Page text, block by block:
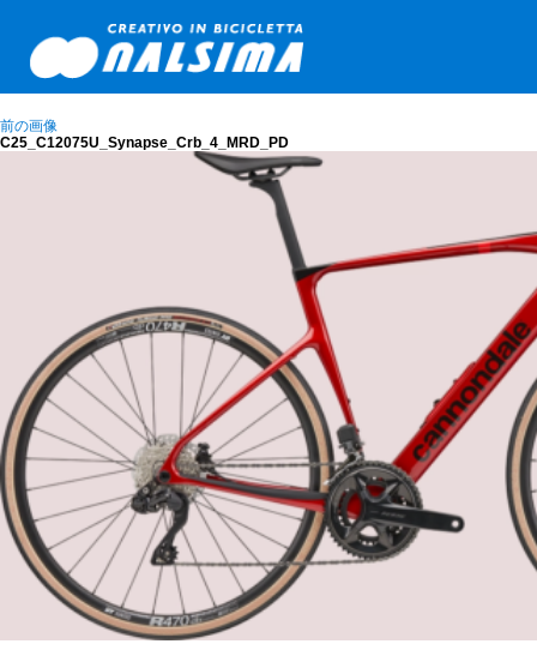
前の画像
C25_C12075U_Synapse_Crb_4_MRD_PD